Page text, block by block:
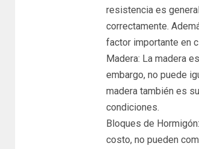
resistencia es
correctamente.
factor importante en
Madera: La madera
embargo, no puede
madera también es
condiciones.
Bloques de
costo, no pueden